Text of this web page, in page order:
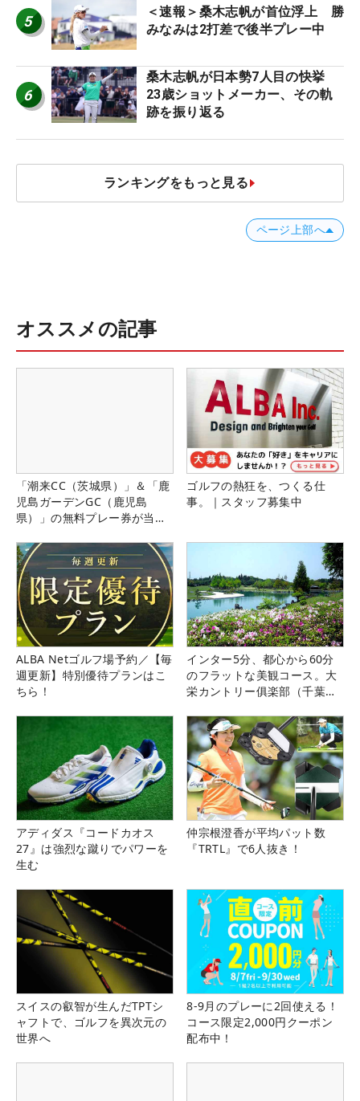
5
＜速報＞桑木志帆が首位浮上 勝
みなみは2打差で後半プレー中
6
桑木志帆が日本勢7人目の快挙
23歳ショットメーカー、その軌
跡を振り返る
ランキングをもっと見る
ページ上部へ
オススメの記事
「潮来CC（茨城県）」＆「鹿
児島ガーデンGC（鹿児島
県）」の無料プレー券が当た
ゴルフの熱狂を、つくる仕
事。｜スタッフ募集中
ALBA Netゴルフ場予約／【毎
週更新】特別優待プランはこ
ちら！
インター5分、都心から60分
のフラットな美観コース。大
栄カントリー俱楽部（千葉
アディダス『コードカオス
27』は強烈な蹴りでパワーを
生む
仲宗根澄香が平均パット数
『TRTL』で6人抜き！
スイスの叡智が生んだTPTシ
ャフトで、ゴルフを異次元の
世界へ
8-9月のプレーに2回使える！
コース限定2,000円クーポン
配布中！